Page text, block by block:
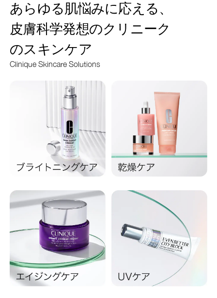
あらゆる肌悩みに応える、
皮膚科学発想のクリニーク
のスキンケア
Clinique Skincare Solutions